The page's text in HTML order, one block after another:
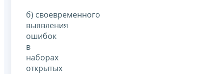
б) своевременного
выявления
ошибок
в
наборах
открытых